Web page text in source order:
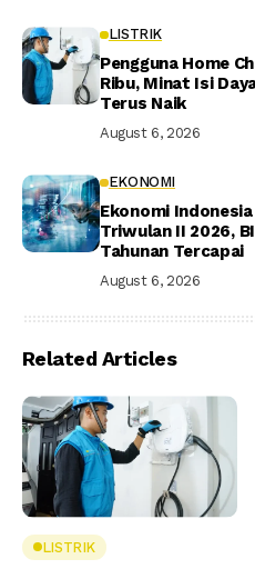
LISTRIK
Pengguna Home
Ribu, Minat Isi
Terus Naik
August 6, 2026
EKONOMI
Ekonomi
Triwulan II 2026,
Tahunan Tercapai
August 6, 2026
Related Articles
LISTRIK